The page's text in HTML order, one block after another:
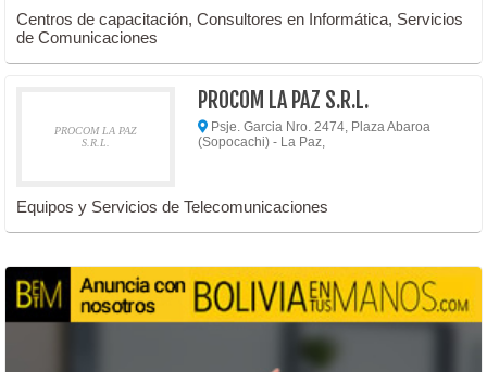
Centros de capacitación, Consultores en Informática, Servicios
de Comunicaciones
PROCOM LA PAZ
S.R.L.
PROCOM LA PAZ S.R.L.
Psje. Garcia Nro. 2474, Plaza Abaroa
(Sopocachi) - La Paz,
Equipos y Servicios de Telecomunicaciones